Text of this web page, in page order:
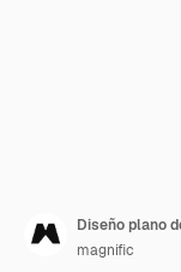
Diseño plano
magnific